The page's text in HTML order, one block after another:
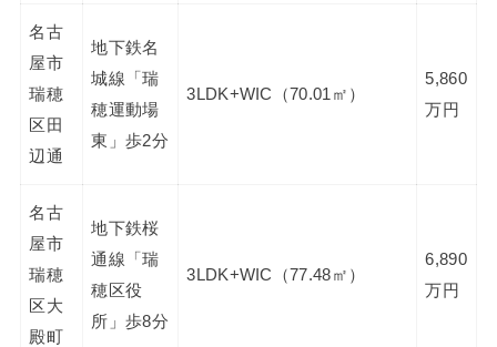
名古
屋市
瑞穂
区田
辺通
地下鉄名
城線「瑞
穂運動場
東」歩2分
3LDK+WIC（70.01㎡）
5,860
万円
名古
屋市
瑞穂
区大
殿町
地下鉄桜
通線「瑞
穂区役
所」歩8分
3LDK+WIC（77.48㎡）
6,890
万円